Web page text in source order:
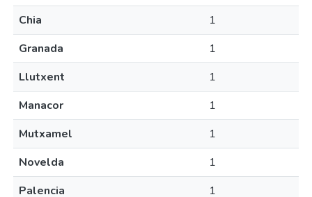
Chia
1
Granada
1
Llutxent
1
Manacor
1
Mutxamel
1
Novelda
1
Palencia
1